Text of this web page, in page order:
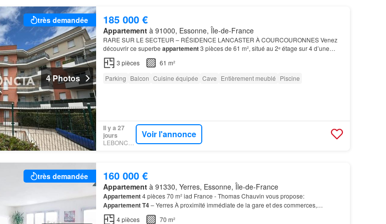
très demandée
4 Photos
185 000 €
Appartementà 91000, Essonne, Île-de-France
RARE SUR LE SECTEUR – RÉSIDENCE LANCASTER À COURCOURONNES Venez
découvrir ce superbe appartement3 pièces de 61 m², situé au 2ᵉ étage sur 4 d’une
résidence Entièrement vendu meublé, cet
3 pièces
61 m²
Parking Balcon Cuisine équipée Cave Entièrement meublé Piscine
Il y a 27
jours
LEBONCOIN
Voir l'annonce
très demandée 160 000 €
Appartementà 91330, Yerres, Essonne, Île-de-France
Appartement4 pièces 70 m² iad France - Thomas Chauvin vous propose:
Appartement T4– Yerres À proximité immédiate de la gare et des commerces,
découvrez ce belappartement
4pièces
70 m²